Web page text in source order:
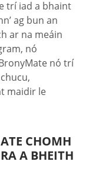
trí iad a bhaint
ag bun an
ar na meáin
nó
nó trí
maidir le
CHOMH
A BHEITH